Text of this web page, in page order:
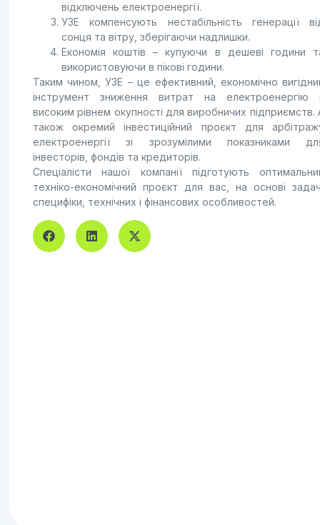
відключень електроенергії.
УЗЕ компенсують нестабільність генерації
сонця та вітру, зберігаючи надлишки.
Економія коштів – купуючи в дешеві години
використовуючи в пікові години.
Таким чином, УЗЕ – це ефективний, економічно
інструмент зниження витрат на електроенергію
високим рівнем окупності для виробничих підприємств.
також окремий інвестиційний проєкт для
електроенергії зі зрозумілими показниками
інвесторів, фондів та кредиторів.
Спеціалісти нашої компанії підготують
техніко-економічний проєкт для вас, на основі
специфіки, технічних і фінансових особливостей.